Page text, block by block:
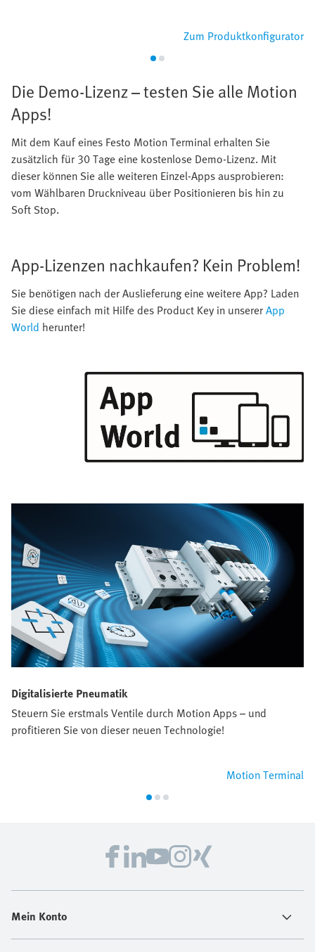
Zum Produktkonfigurator
Die Demo-Lizenz – testen Sie alle Motion
Apps!
Mit dem Kauf eines Festo Motion Terminal erhalten Sie
zusätzlich für 30 Tage eine kostenlose Demo-Lizenz. Mit
dieser können Sie alle weiteren Einzel-Apps ausprobieren:
vom Wählbaren Druckniveau über Positionieren bis hin zu
Soft Stop.
App-Lizenzen nachkaufen? Kein Problem!
Sie benötigen nach der Auslieferung eine weitere App? Laden
Sie diese einfach mit Hilfe des Product Key in unsererApp
World herunter!
Digitalisierte Pneumatik
Steuern Sie erstmals Ventile durch Motion Apps – und
profitieren Sie von dieser neuen Technologie!
Motion Terminal
Mein Konto